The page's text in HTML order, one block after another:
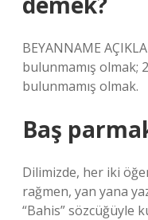
BEYANNAME
bulunmamış olmak;
bulunmamış olmak.
Baş
Dilimizde, her iki
rağmen, yan yana
“Bahis” sözcüğüyle